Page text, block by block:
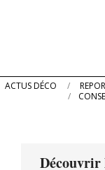
Primary
ACTUS DÉCO
Découvrir